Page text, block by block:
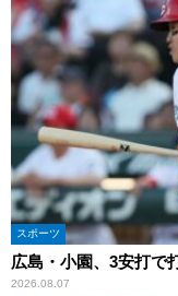
スポーツ
広島・小園、3安打
2026.08.07